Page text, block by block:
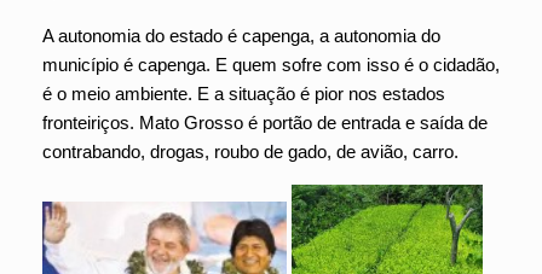
A autonomia do estado é capenga, a autonomia do
município é capenga. E quem sofre com isso é o cidadão,
é o meio ambiente. E a situação é pior nos estados
fronteiriços. Mato Grosso é portão de entrada e saída de
contrabando, drogas, roubo de gado, de avião, carro.